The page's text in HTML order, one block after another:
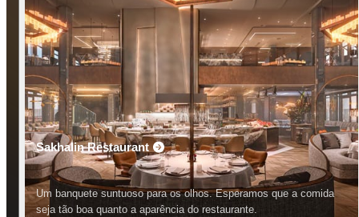
Sakhalin Restaurant
Um banquete suntuoso para os olhos. Esperamos que a comida
seja tão boa quanto a aparência do restaurante.